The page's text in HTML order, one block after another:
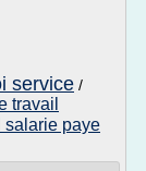
service /
travail
salarie paye